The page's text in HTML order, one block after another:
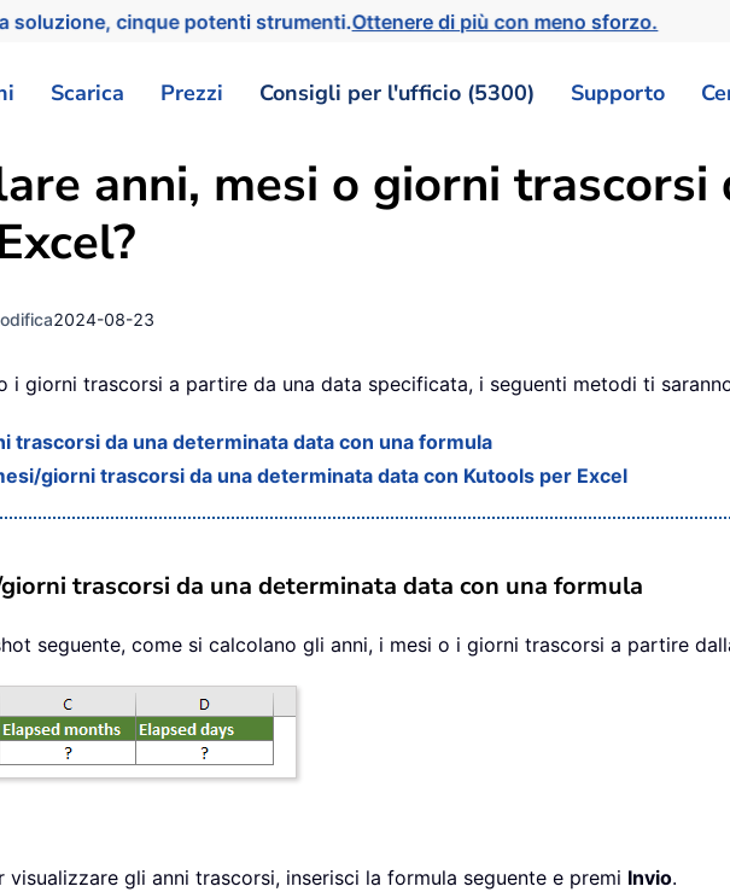
cinque potenti strumenti.Ottenere di più con meno sforzo.
Scarica Prezzi Consigli per l'ufficio (5300) Supporto
anni, mesi o giorni trascorsi
2024-08-23
i giorni trascorsi a partire da una data specificata, i seguenti metodi ti
trascorsi da una determinata data con una formula
giorni trascorsi da una determinata data con Kutools per Excel
trascorsi da una determinata data con una formula
seguente, come si calcolano gli anni, i mesi o i giorni trascorsi a partire
visualizzare gli anni trascorsi, inserisci la formula seguente e premi Invio.